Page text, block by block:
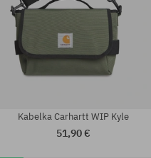
Kabelka Carhartt WIP Kyle
51,90 €